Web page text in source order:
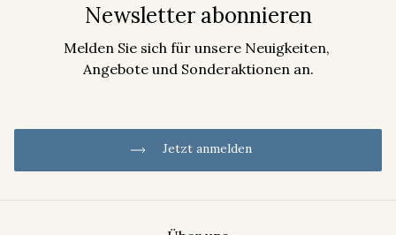
Newsletter abonnieren
Melden Sie sich für unsere Neuigkeiten,
Angebote und Sonderaktionen an.
Jetzt anmelden